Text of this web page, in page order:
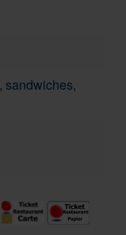
sandwiches,